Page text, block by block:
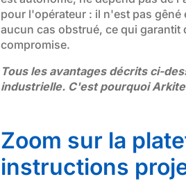
pour l'opérateur : il n'est pas
aucun cas obstrué, ce qui garantit
compromise.
Tous les avantages décrits ci-
industrielle. C'est pourquoi
Zoom sur la
instructions